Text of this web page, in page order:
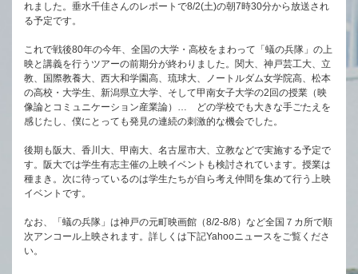
れました。垂水千佳さんのレポートで8/2(土)の朝7時30分から放送され
る予定です。
これで戦後80年の今年、全国の大学・高校をまわって「蟻の兵隊」の上
映と講義を行うツアーの前期分が終わりました。関大、神戸芸工大、立
教、国際教養大、西大和学園高、琉球大、ノートルダム女学院高、松本
の高校・大学生、新潟県立大学、そして甲南女子大学の2回の授業（映
像論とコミュニケーション産業論）… どの学校でも大きな手ごたえを
感じたし、僕にとっても発見の連続の刺激的な機会でした。
後期も阪大、香川大、甲南大、名古屋市大、立教などで実施する予定で
す。阪大では学生有志主催の上映イベントも検討されています。授業は
種まき。次に待っているのは学生たちが自ら考え仲間を集めて行う上映
イベントです。
なお、「蟻の兵隊」は神戸の元町映画館（8/2-8/8）など全国７カ所で順
次アンコール上映されます。詳しくは下記Yahooニュースをご覧くださ
い。